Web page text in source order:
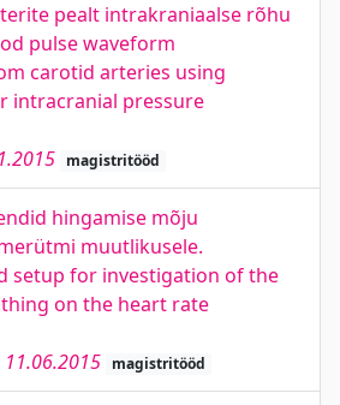
pealt intrakraniaalse rõhu
pulse waveform
carotid arteries using
intracranial pressure
magistritööd
hingamise mõju
muutlikusele.
setup for investigation of the
on the heart rate
11.06.2015 magistritööd